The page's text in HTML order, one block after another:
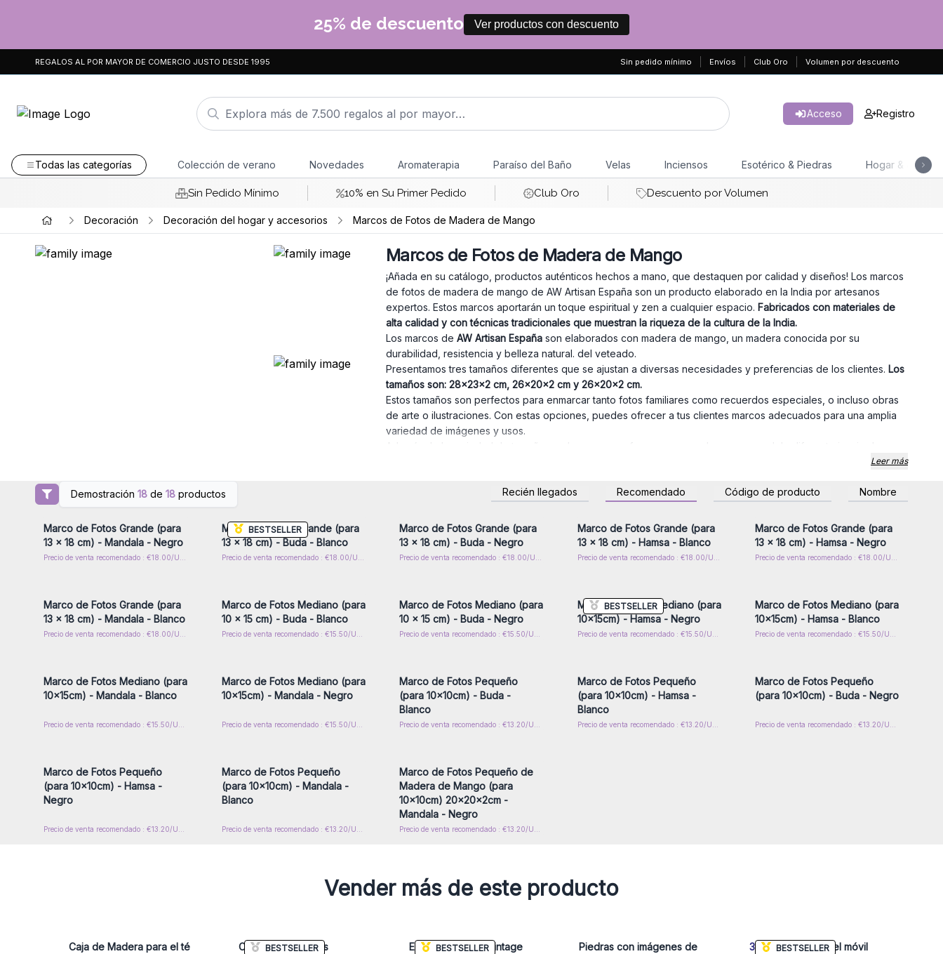
25% de descuento Ver productos con descuento
REGALOS AL POR MAYOR DE COMERCIO JUSTO DESDE 1995 Sin pedido mínimo Envíos Club Oro Volumen por descuento
Acceso Registro
Todas las categorías Colección de verano Novedades Aromaterapia Paraíso del Baño Velas Inciensos Esotérico & Piedras Hogar & Jardín
Sin Pedido Mínimo 10% en Su Primer Pedido Club Oro Descuento por Volumen
Decoración Decoración del hogar y accesorios Marcos de Fotos de Madera de Mango
Marcos de Fotos de Madera de Mango
¡Añada en su catálogo, productos auténticos hechos a mano, que destaquen por calidad y diseños! Los marcos
de fotos de madera de mango de AW Artisan España son un producto elaborado en la India por artesanos
expertos. Estos marcos aportarán un toque espiritual y zen a cualquier espacio. Fabricados con materiales de
alta calidad y con técnicas tradicionales que muestran la riqueza de la cultura de la India.
Los marcos de AW Artisan España son elaborados con madera de mango, un madera conocida por su
durabilidad, resistencia y belleza natural. del veteado.
Presentamos tres tamaños diferentes que se ajustan a diversas necesidades y preferencias de los clientes. Los
tamaños son: 28x23x2 cm, 26x20x2 cm y 26x20x2 cm.
Estos tamaños son perfectos para enmarcar tanto fotos familiares como recuerdos especiales, o incluso obras
de arte o ilustraciones. Con estas opciones, puedes ofrecer a tus clientes marcos adecuados para una amplia
variedad de imágenes y usos.
Además de la variedad de tamaños en los marcos, ofrecemos en cada uno, un modelo diferente inspirado en
de esta forma estos marcos conectan con la espiritualidad y la estética de la India. La
simbolizan la el equilibrio y la unidad del universo. Y el símbolo de la mano deHamsaes un emblema de
Leer más
Demostración 18de 18productos Recién llegados Recomendado Código de producto Nombre
Inicie sesión o regístrese para
obtener precios al por mayor
Marco de Fotos Grande (para
13 x 18 cm) - Mandala - Negro
BESTSELLER
Marco de Fotos Grande (para
13 x 18 cm) - Buda - Blanco
Inicie sesión o regístrese para
obtener precios al por mayor
Marco de Fotos Grande (para
13 x 18 cm) - Buda - Negro
Inicie sesión o regístrese para
obtener precios al por mayor
Marco de Fotos Grande (para
13 x 18 cm) - Hamsa - Blanco
Inicie sesión o regístrese para
obtener precios al por mayor
Marco de Fotos Grande (para
13 x 18 cm) - Hamsa - Negro
Marco de Fotos Grande (para
13 x 18 cm) - Mandala - Blanco
Marco de Fotos Mediano (para
10 x 15 cm) - Buda - Blanco
Marco de Fotos Mediano (para
10 x 15 cm) - Buda - Negro
BESTSELLER
Marco de Fotos Mediano (para
10x15cm) - Hamsa - Negro
Marco de Fotos Mediano (para
10x15cm) - Hamsa - Blanco
Marco de Fotos Mediano (para
10x15cm) - Mandala - Blanco
Marco de Fotos Mediano (para
10x15cm) - Mandala - Negro
Marco de Fotos Pequeño
(para 10x10cm) - Buda -
Blanco
Marco de Fotos Pequeño
(para 10x10cm) - Hamsa -
Blanco
Marco de Fotos Pequeño
(para 10x10cm) - Buda - Negro
Marco de Fotos Pequeño
(para 10x10cm) - Hamsa -
Negro
Marco de Fotos Pequeño
(para 10x10cm) - Mandala -
Blanco
Marco de Fotos Pequeño de
Madera de Mango (para
10x10cm) 20x20x2cm -
Mandala - Negro
Vender más de este producto
Caja de Madera para el té
BESTSELLER
Caja de Recuerdos
BESTSELLER
Estatua de Buda Vintage
Piedras con imágenes de
BESTSELLER
3x Soportes para el móvil